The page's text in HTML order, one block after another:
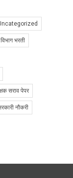
भरती
सराव पेपर
नौकरी